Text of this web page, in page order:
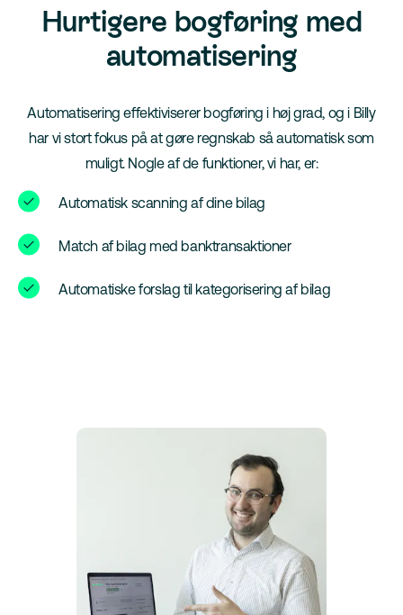
Hurtigere bogføring med
automatisering
Automatisering effektiviserer bogføring i høj grad, og i Billy
har vi stort fokus på at gøre regnskab så automatisk som
muligt. Nogle af de funktioner, vi har, er:
Automatisk scanning af dine bilag
Match af bilag med banktransaktioner
Automatiske forslag til kategorisering af bilag